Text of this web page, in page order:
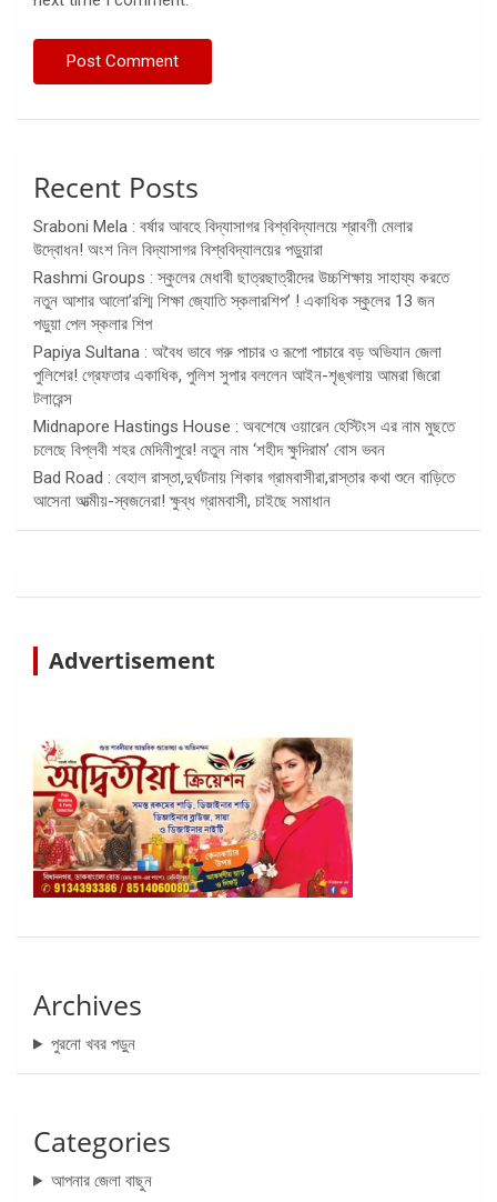
Recent Posts
Sraboni Mela : বর্ষার আবহে বিদ্যাসাগর বিশ্ববিদ্যালয়ে শ্রাবণী মেলার
উদ্বোধন! অংশ নিল বিদ্যাসাগর বিশ্ববিদ্যালয়ের পড়ুয়ারা
Rashmi Groups : স্কুলের মেধাবী ছাত্রছাত্রীদের উচ্চশিক্ষায় সাহায্য করতে
নতুন আশার আলো’রশ্মি শিক্ষা জ্যোতি স্কলারশিপ’ ! একাধিক স্কুলের 13 জন
পড়ুয়া পেল স্কলার শিপ
Papiya Sultana : অবৈধ ভাবে গরু পাচার ও রূপো পাচারে বড় অভিযান জেলা
পুলিশের! গ্রেফতার একাধিক, পুলিশ সুপার বললেন আইন-শৃঙ্খলায় আমরা জিরো
টলারেন্স
Midnapore Hastings House : অবশেষে ওয়ারেন হেস্টিংস এর নাম মুছতে
চলেছে বিপ্লবী শহর মেদিনীপুরে! নতুন নাম ‘শহীদ ক্ষুদিরাম’ বোস ভবন
Bad Road : বেহাল রাস্তা,দুর্ঘটনায় শিকার গ্রামবাসীরা,রাস্তার কথা শুনে বাড়িতে
আসেনা আত্মীয়-স্বজনেরা! ক্ষুব্ধ গ্রামবাসী, চাইছে সমাধান
Advertisement
Archives
পুরনো খবর পড়ুন
Categories
আপনার জেলা বাছুন